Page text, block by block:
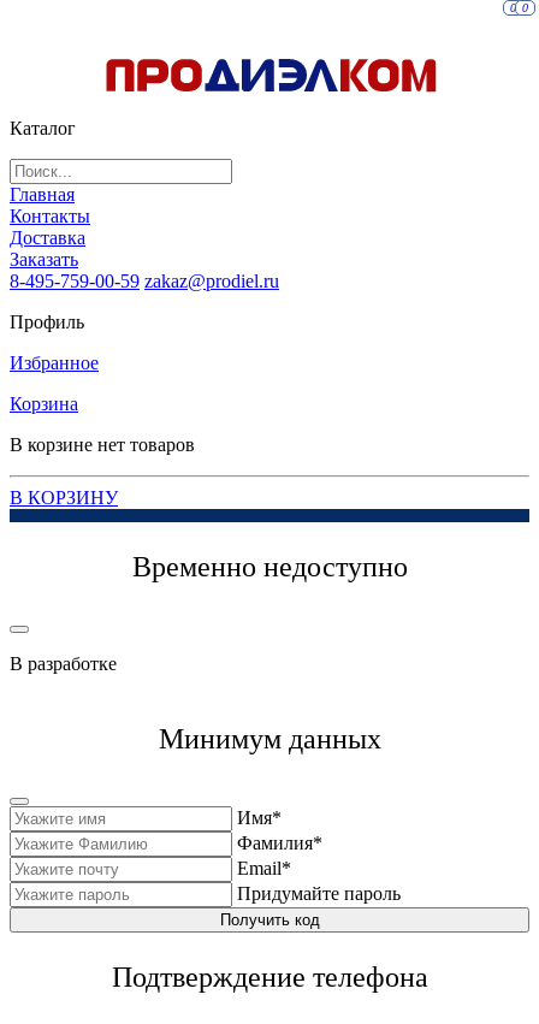
Каталог
Главная
Контакты
Доставка
Заказать
8-495-759-00-59 zakaz@prodiel.ru
Профиль
Избранное
0
Корзина
0
В корзине нет товаров
В КОРЗИНУ
Временно недоступно
В разработке
Минимум данных
Имя*
Фамилия*
Email*
Придумайте пароль
Получить код
Подтверждение телефона